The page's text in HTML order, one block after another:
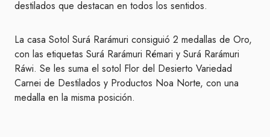
destilados que destacan en todos los sentidos.
La casa Sotol Surá Rarámuri consiguió 2 medallas de Oro,
con las etiquetas Surá Rarámuri Rémari y Surá Rarámuri
Ráwi. Se les suma el sotol Flor del Desierto Variedad
Carnei de Destilados y Productos Noa Norte, con una
medalla en la misma posición.